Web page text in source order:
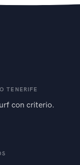
TENERIFE
con criterio.